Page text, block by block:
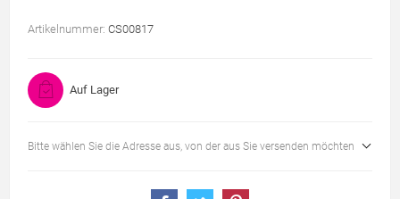
Artikelnummer: CS00817
Auf Lager
Bitte wählen Sie die Adresse aus, von der aus Sie versenden möchten